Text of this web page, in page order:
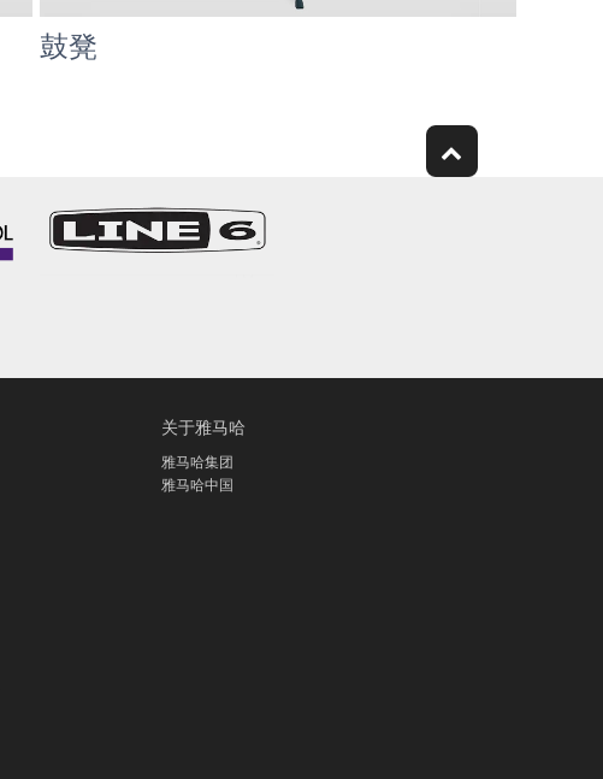
鼓凳
关于雅马哈
雅马哈集团
雅马哈中国